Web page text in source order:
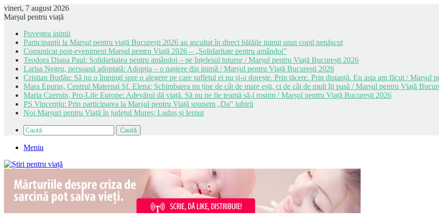
vineri, 7 august 2026
Marșul pentru viață
Povestea inimii
Participanții la Marșul pentru viață București 2026 au ascultat în direct bătăile inimii unui copil nenăscut
Comunicat post-eveniment Marșul pentru Viață 2026 – „Solidaritate pentru amândoi”
Teodora Diana Paul: Solidaritatea pentru amândoi – pe înțelesul tuturor / Marșul pentru Viață București 2026
Larisa Negru, persoană adoptată: Adopția – o naștere din inimă / Marșul pentru Viață București 2026
Cristian Budău: Să nu o împingi spre o alegere pe care sufletul ei nu și-o dorește. Prin tăcere. Prin distanță. Eu asta am făcut / Marșul
Mara Epuraș, Centrul Maternal Sf. Elena: Schimbarea nu ține de cât de mare ești, ci de cât de mult îți pasă / Marșul pentru Viață
Maria Czernin, Pro-Life Europe: Adevărul dă viață. Să nu ne fie teamă să-l rostim / Marșul pentru Viață București 2026
PS Vincențiu: Prin participarea la Marșul pentru Viață spunem „Da” iubirii
Noi Marșuri pentru Viață în județul Mureș: Luduș și Iernut
Caută
Meniu